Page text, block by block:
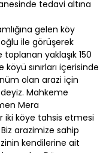
tedavi altına
gelen köy
ile görüşerek
yaklaşık 150
sınırları içerisinde
olan arazi için
Mahkeme
Mera
iki köye tahsis etmesi
arazimize sahip
kendilerine ait